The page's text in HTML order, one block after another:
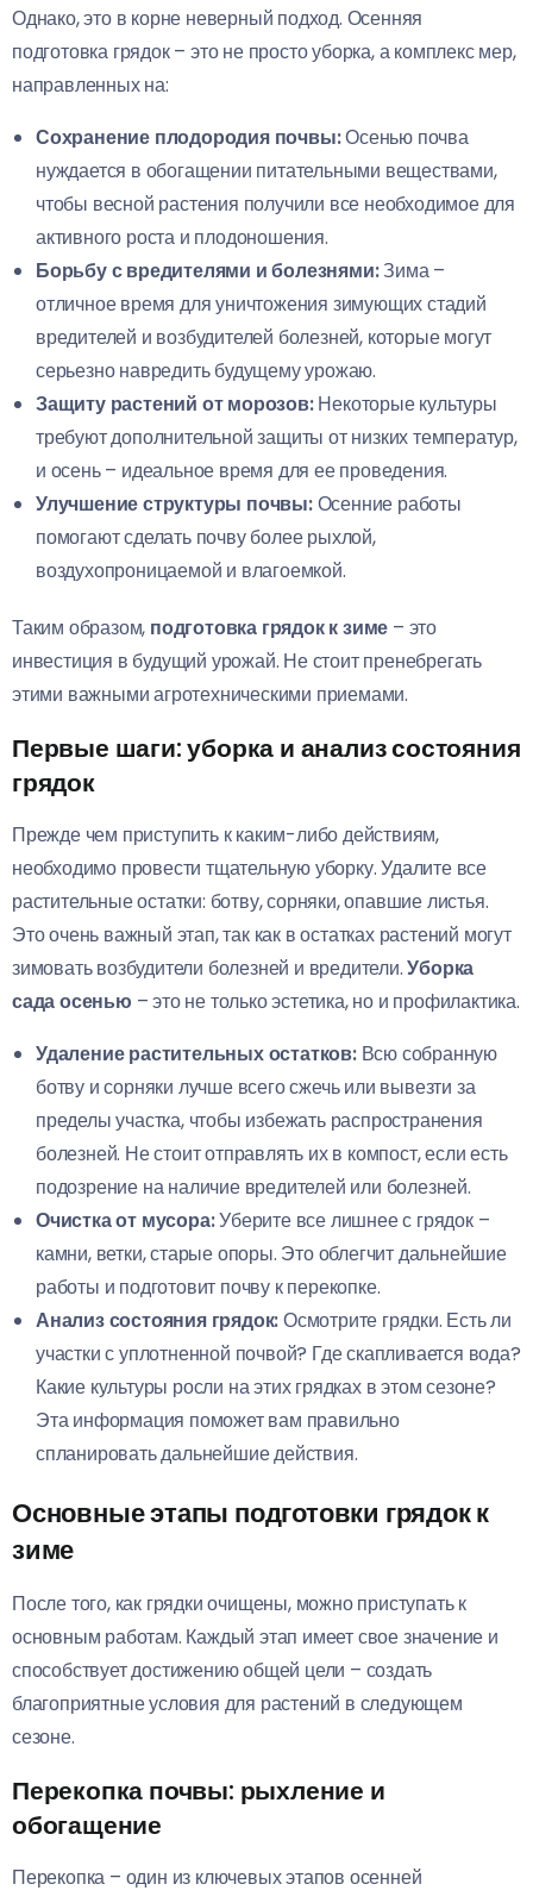
Однако, это в корне неверный подход. Осенняя
подготовка грядок – это не просто уборка, а комплекс мер,
направленных на:
Сохранение плодородия почвы:Осенью почва
нуждается в обогащении питательными веществами,
чтобы весной растения получили все необходимое для
активного роста и плодоношения.
Борьбу с вредителями и болезнями:Зима –
отличное время для уничтожения зимующих стадий
вредителей и возбудителей болезней, которые могут
серьезно навредить будущему урожаю.
Защиту растений от морозов:Некоторые культуры
требуют дополнительной защиты от низких температур,
и осень – идеальное время для ее проведения.
Улучшение структуры почвы:Осенние работы
помогают сделать почву более рыхлой,
воздухопроницаемой и влагоемкой.
Таким образом, подготовка грядок к зиме – это
инвестиция в будущий урожай. Не стоит пренебрегать
этими важными агротехническими приемами.
Первые шаги: уборка и анализ состояния
грядок
Прежде чем приступить к каким-либо действиям,
необходимо провести тщательную уборку. Удалите все
растительные остатки: ботву, сорняки, опавшие листья.
Это очень важный этап, так как в остатках растений могут
зимовать возбудители болезней и вредители.Уборка
сада осенью – это не только эстетика, но и профилактика.
Удаление растительных остатков:Всю собранную
ботву и сорняки лучше всего сжечь или вывезти за
пределы участка, чтобы избежать распространения
болезней. Не стоит отправлять их в компост, если есть
подозрение на наличие вредителей или болезней.
Очистка от мусора:Уберите все лишнее с грядок –
камни, ветки, старые опоры. Это облегчит дальнейшие
работы и подготовит почву к перекопке.
Анализ состояния грядок:Осмотрите грядки. Есть ли
участки с уплотненной почвой? Где скапливается вода?
Какие культуры росли на этих грядках в этом сезоне?
Эта информация поможет вам правильно
спланировать дальнейшие действия.
Основные этапы подготовки грядок к
зиме
После того, как грядки очищены, можно приступать к
основным работам. Каждый этап имеет свое значение и
способствует достижению общей цели – создать
благоприятные условия для растений в следующем
сезоне.
Перекопка почвы: рыхление и
обогащение
Перекопка – один из ключевых этапов осенней